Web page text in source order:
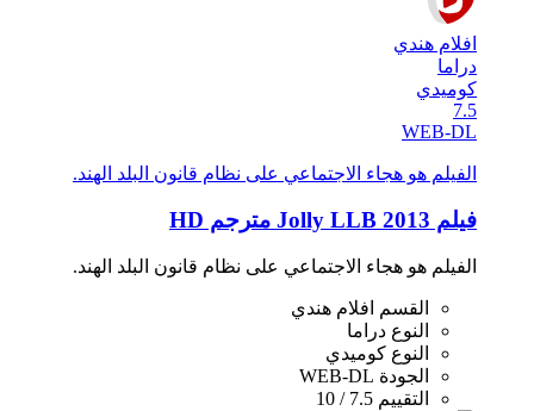
افلام هندي
دراما
كوميدي
7.5
WEB-DL
الفيلم هو هجاء الاجتماعي على نظام قانون البلد الهند.
فيلم Jolly LLB 2013 مترجم HD
الفيلم هو هجاء الاجتماعي على نظام قانون البلد الهند.
القسم افلام هندي
النوع دراما
النوع كوميدي
الجودة WEB-DL
التقييم 7.5 / 10